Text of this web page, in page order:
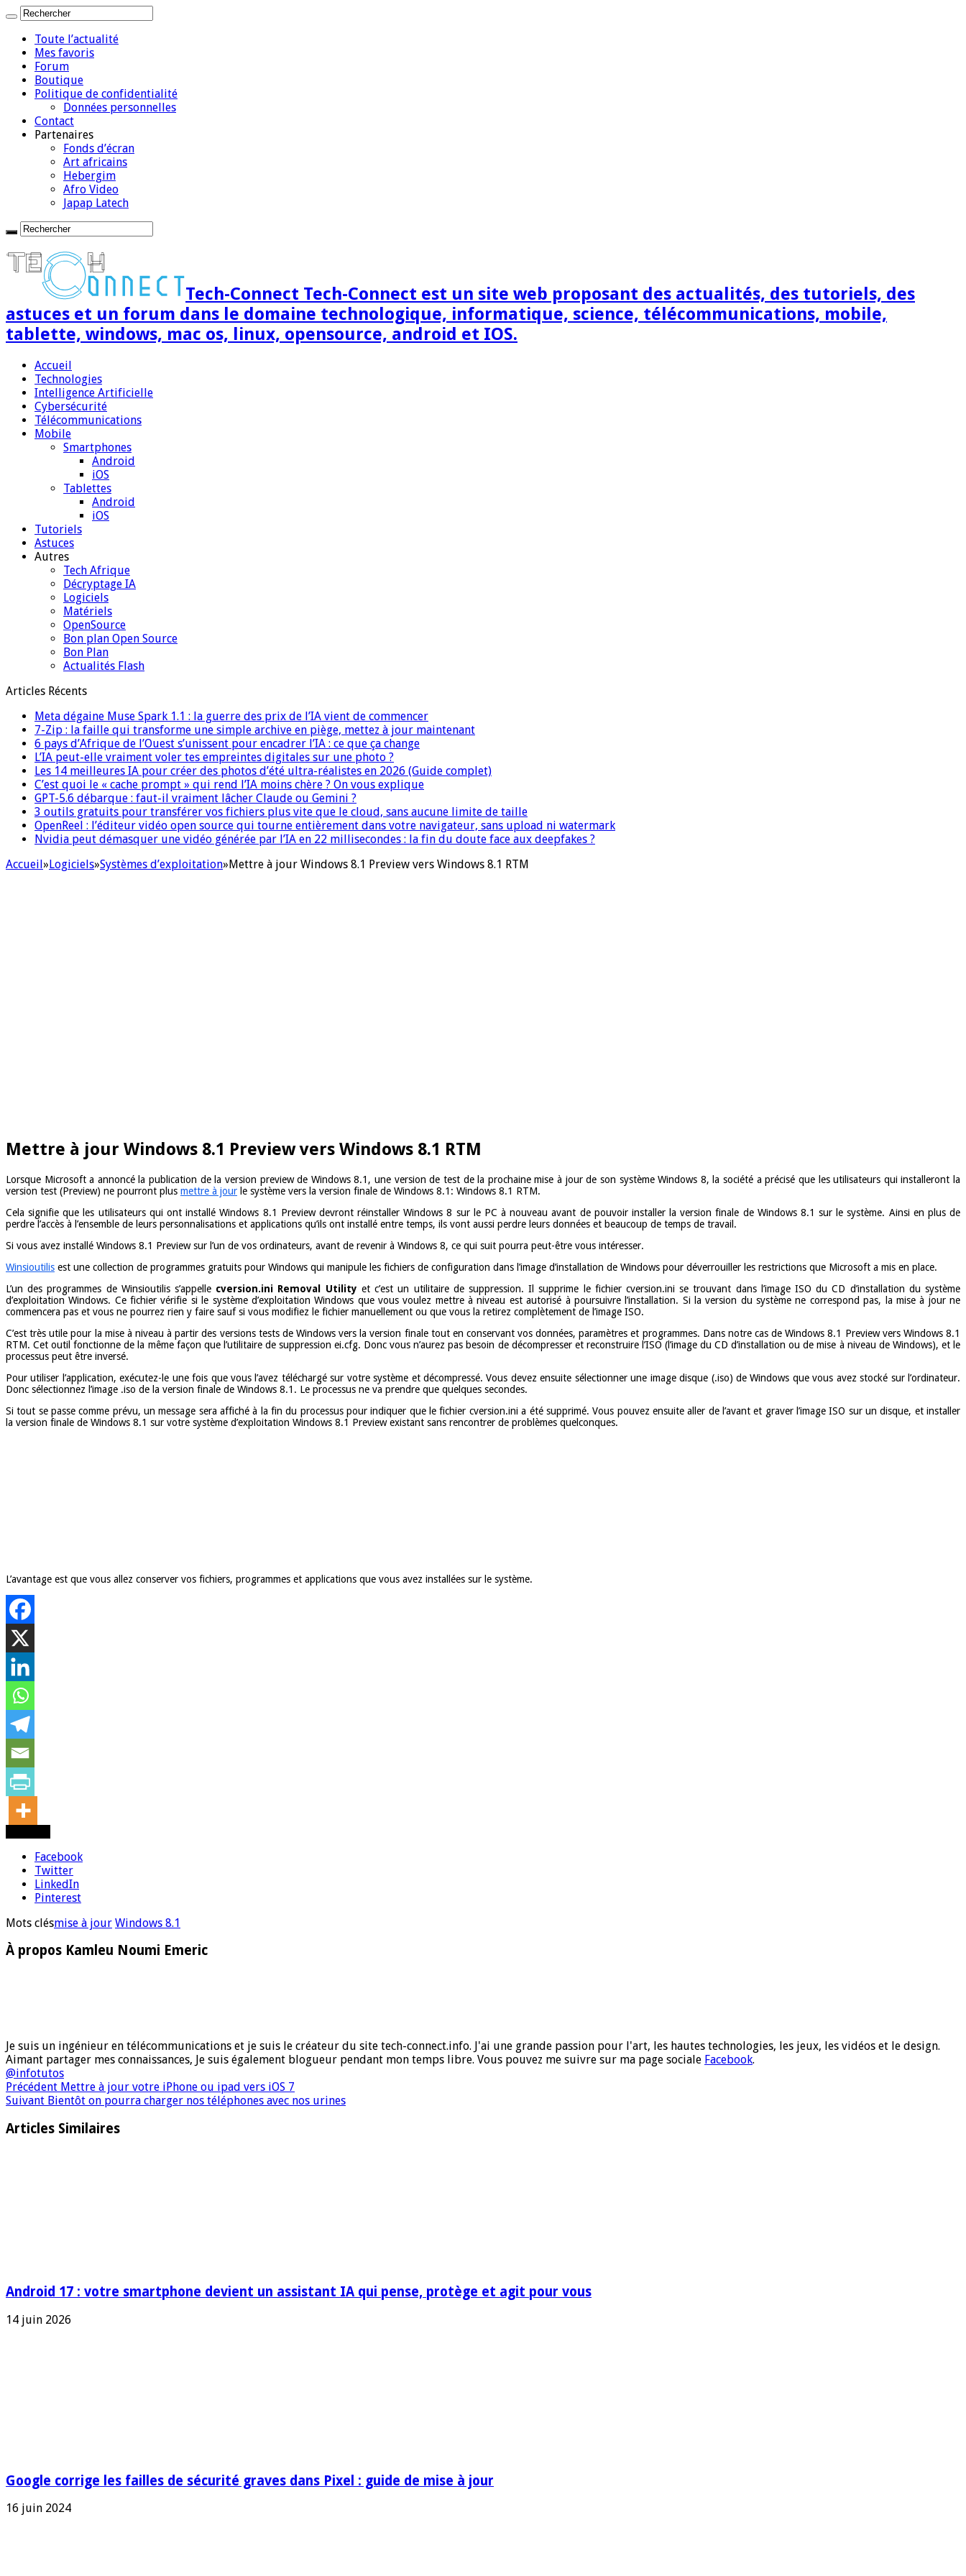
Toute l’actualité
Mes favoris
Forum
Boutique
Politique de confidentialité
Données personnelles
Contact
Partenaires
Fonds d’écran
Art africains
Hebergim
Afro Video
Japap Latech
Tech-Connect Tech-Connect est un site web proposant des actualités, des tutoriels, des
astuces et un forum dans le domaine technologique, informatique, science, télécommunications, mobile,
tablette, windows, mac os, linux, opensource, android et IOS.
Accueil
Technologies
Intelligence Artificielle
Cybersécurité
Télécommunications
Mobile
Smartphones
Android
iOS
Tablettes
Android
iOS
Tutoriels
Astuces
Autres
Tech Afrique
Décryptage IA
Logiciels
Matériels
OpenSource
Bon plan Open Source
Bon Plan
Actualités Flash
Articles Récents
Meta dégaine Muse Spark 1.1 : la guerre des prix de l’IA vient de commencer
7-Zip : la faille qui transforme une simple archive en piège, mettez à jour maintenant
6 pays d’Afrique de l’Ouest s’unissent pour encadrer l’IA : ce que ça change
L’IA peut-elle vraiment voler tes empreintes digitales sur une photo ?
Les 14 meilleures IA pour créer des photos d’été ultra-réalistes en 2026 (Guide complet)
C’est quoi le « cache prompt » qui rend l’IA moins chère ? On vous explique
GPT-5.6 débarque : faut-il vraiment lâcher Claude ou Gemini ?
3 outils gratuits pour transférer vos fichiers plus vite que le cloud, sans aucune limite de taille
OpenReel : l’éditeur vidéo open source qui tourne entièrement dans votre navigateur, sans upload ni watermark
Nvidia peut démasquer une vidéo générée par l’IA en 22 millisecondes : la fin du doute face aux deepfakes ?
Accueil»Logiciels»Systèmes d’exploitation»Mettre à jour Windows 8.1 Preview vers Windows 8.1 RTM
Mettre à jour Windows 8.1 Preview vers Windows 8.1 RTM
Lorsque Microsoft a annoncé la publication de la version preview de Windows 8.1, une version de test de la prochaine mise à jour de son système Windows 8, la société a précisé que les utilisateurs qui installeront la
version test (Preview) ne pourront plus mettre à jour le système vers la version finale de Windows 8.1: Windows 8.1 RTM.
Cela signifie que les utilisateurs qui ont installé Windows 8.1 Preview devront réinstaller Windows 8 sur le PC à nouveau avant de pouvoir installer la version finale de Windows 8.1 sur le système. Ainsi en plus de
perdre l’accès à l’ensemble de leurs personnalisations et applications qu’ils ont installé entre temps, ils vont aussi perdre leurs données et beaucoup de temps de travail.
Si vous avez installé Windows 8.1 Preview sur l’un de vos ordinateurs, avant de revenir à Windows 8, ce qui suit pourra peut-être vous intéresser.
Winsioutilis est une collection de programmes gratuits pour Windows qui manipule les fichiers de configuration dans l’image d’installation de Windows pour déverrouiller les restrictions que Microsoft a mis en place.
L’un des programmes de Winsioutilis s’appelle cversion.ini Removal Utility et c’est un utilitaire de suppression. Il supprime le fichier cversion.ini se trouvant dans l’image ISO du CD d’installation du système
d’exploitation Windows. Ce fichier vérifie si le système d’exploitation Windows que vous voulez mettre à niveau est autorisé à poursuivre l’installation. Si la version du système ne correspond pas, la mise à jour ne
commencera pas et vous ne pourrez rien y faire sauf si vous modifiez le fichier manuellement ou que vous la retirez complètement de l’image ISO.
C’est très utile pour la mise à niveau à partir des versions tests de Windows vers la version finale tout en conservant vos données, paramètres et programmes. Dans notre cas de Windows 8.1 Preview vers Windows 8.1
RTM. Cet outil fonctionne de la même façon que l’utilitaire de suppression ei.cfg. Donc vous n’aurez pas besoin de décompresser et reconstruire l’ISO (l’image du CD d’installation ou de mise à niveau de Windows), et le
processus peut être inversé.
Pour utiliser l’application, exécutez-le une fois que vous l’avez téléchargé sur votre système et décompressé. Vous devez ensuite sélectionner une image disque (.iso) de Windows que vous avez stocké sur l’ordinateur.
Donc sélectionnez l’image .iso de la version finale de Windows 8.1. Le processus ne va prendre que quelques secondes.
Si tout se passe comme prévu, un message sera affiché à la fin du processus pour indiquer que le fichier cversion.ini a été supprimé. Vous pouvez ensuite aller de l’avant et graver l’image ISO sur un disque, et installer
la version finale de Windows 8.1 sur votre système d’exploitation Windows 8.1 Preview existant sans rencontrer de problèmes quelconques.
L’avantage est que vous allez conserver vos fichiers, programmes et applications que vous avez installées sur le système.
Facebook
Twitter
LinkedIn
Pinterest
Mots clésmise à jour Windows 8.1
À propos Kamleu Noumi Emeric
Je suis un ingénieur en télécommunications et je suis le créateur du site tech-connect.info. J'ai une grande passion pour l'art, les hautes technologies, les jeux, les vidéos et le design.
Aimant partager mes connaissances, Je suis également blogueur pendant mon temps libre. Vous pouvez me suivre sur ma page sociale Facebook.
@infotutos
Précédent Mettre à jour votre iPhone ou ipad vers iOS 7
Suivant Bientôt on pourra charger nos téléphones avec nos urines
Articles Similaires
Android 17 : votre smartphone devient un assistant IA qui pense, protège et agit pour vous
14 juin 2026
Google corrige les failles de sécurité graves dans Pixel : guide de mise à jour
16 juin 2024